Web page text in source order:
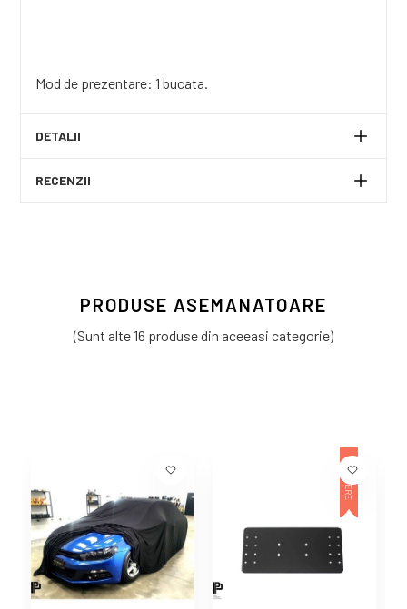
Mod de prezentare: 1 bucata.
DETALII
RECENZII
PRODUSE ASEMANATOARE
(Sunt alte 16 produse din aceeasi categorie)
REDUCERE